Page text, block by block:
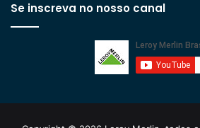
Se inscreva no nosso canal